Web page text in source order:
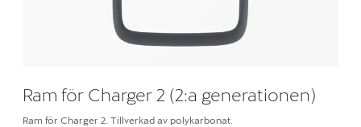
Ram för Charger 2 (2:a generationen)
Ram för Charger 2. Tillverkad av polykarbonat.